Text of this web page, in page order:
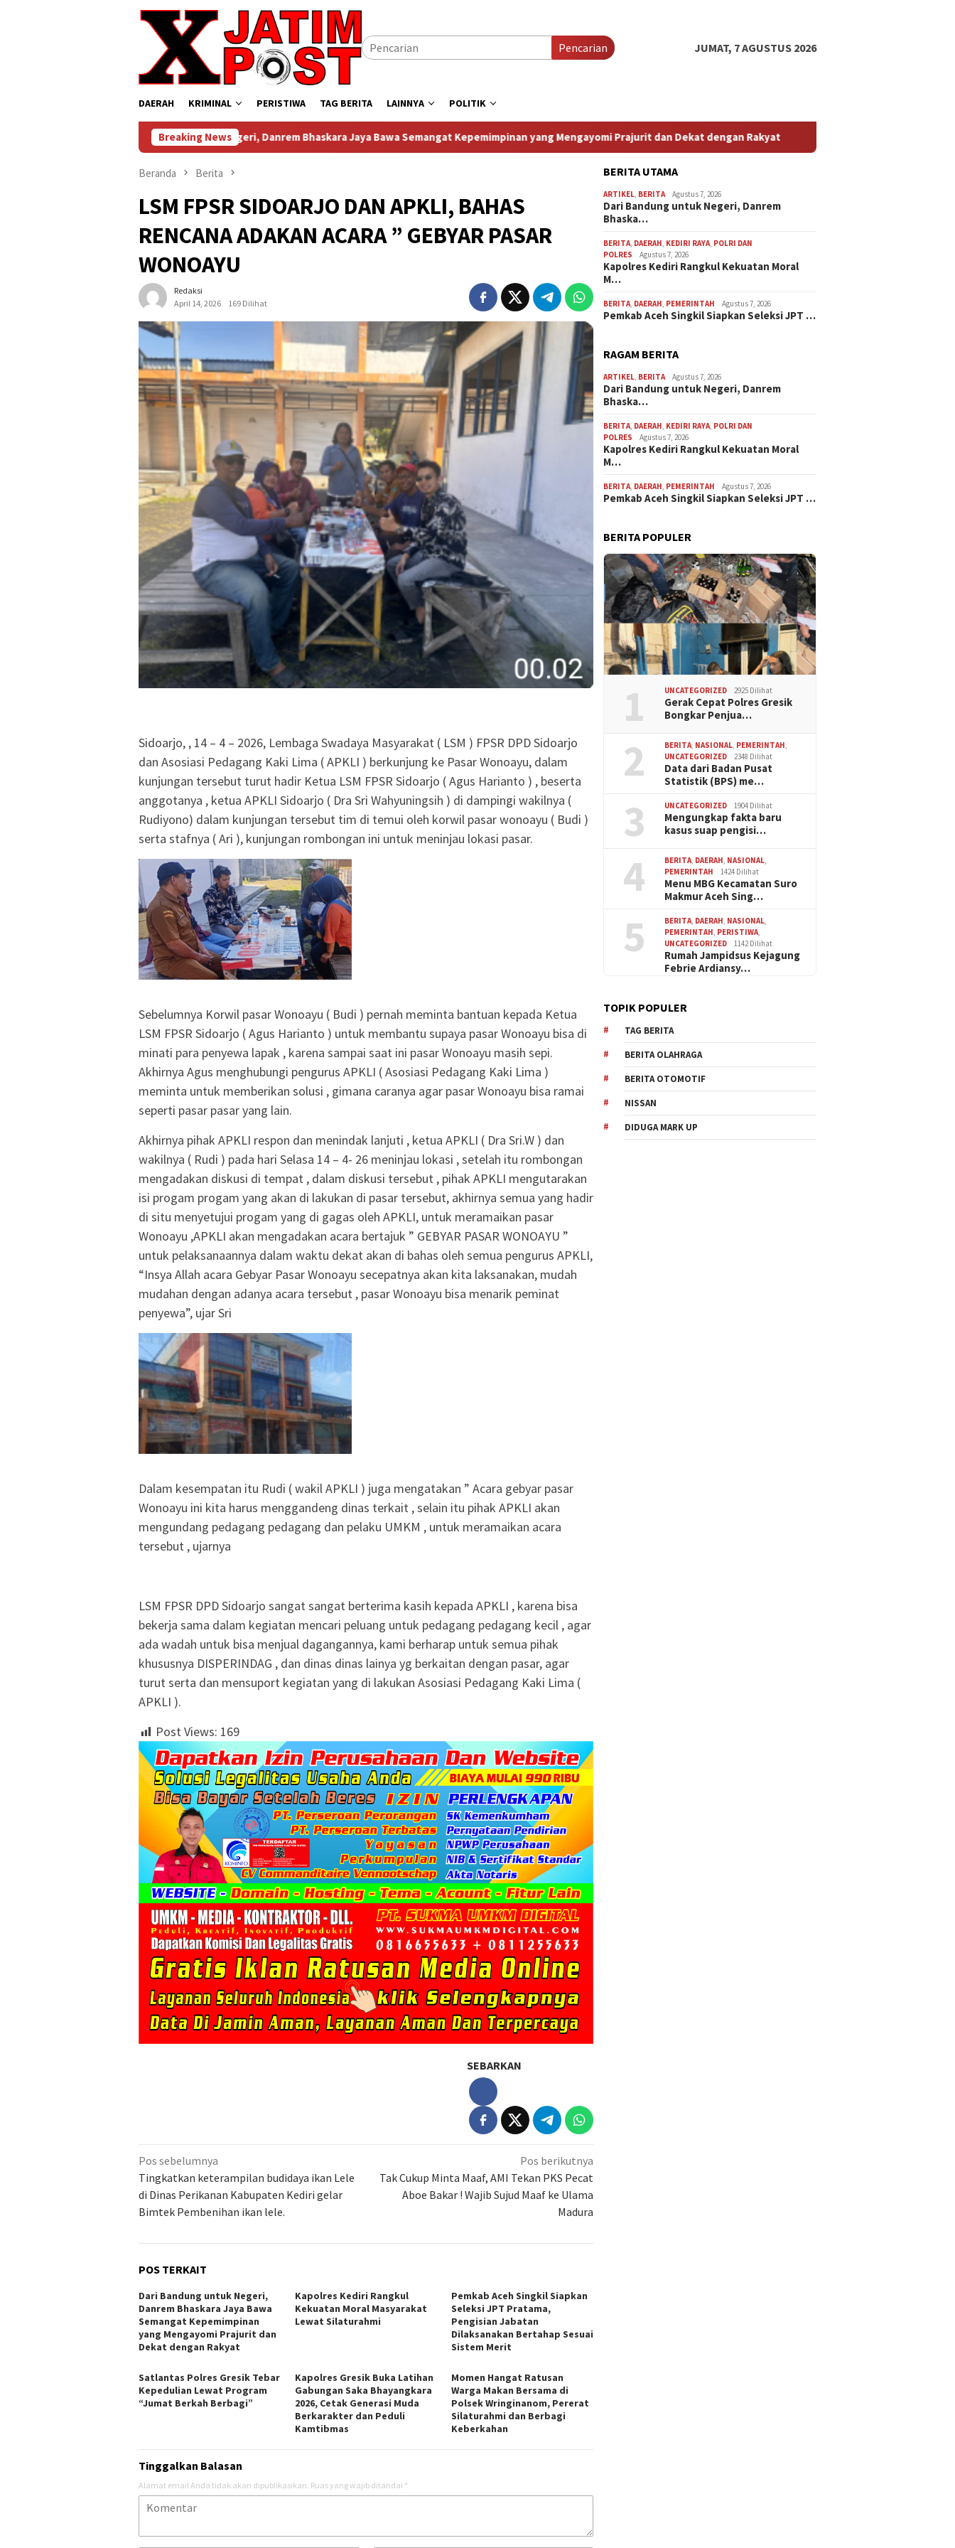
Pencarian JUMAT, 7 AGUSTUS 2026
DAERAH KRIMINAL PERISTIWA TAG BERITA LAINNYA POLITIK
Breaking News
Dari Bandung untuk Negeri, Danrem Bhaskara Jaya Bawa Semangat Kepemimpinan yang Mengayomi Prajurit dan Dekat dengan Rakyat Kapolres Kediri Rangkul Kekuatan Moral
Beranda Berita
LSM FPSR SIDOARJO DAN APKLI, BAHAS
RENCANA ADAKAN ACARA ” GEBYAR PASAR
WONOAYU
Redaksi
April 14, 2026
169 Dilihat
Sidoarjo, , 14 – 4 – 2026, Lembaga Swadaya Masyarakat ( LSM ) FPSR DPD Sidoarjo
dan Asosiasi Pedagang Kaki Lima ( APKLI ) berkunjung ke Pasar Wonoayu, dalam
kunjungan tersebut turut hadir Ketua LSM FPSR Sidoarjo ( Agus Harianto ) , beserta
anggotanya , ketua APKLI Sidoarjo ( Dra Sri Wahyuningsih ) di dampingi wakilnya (
Rudiyono) dalam kunjungan tersebut tim di temui oleh korwil pasar wonoayu ( Budi )
serta stafnya ( Ari ), kunjungan rombongan ini untuk meninjau lokasi pasar.
Sebelumnya Korwil pasar Wonoayu ( Budi ) pernah meminta bantuan kepada Ketua
LSM FPSR Sidoarjo ( Agus Harianto ) untuk membantu supaya pasar Wonoayu bisa di
minati para penyewa lapak , karena sampai saat ini pasar Wonoayu masih sepi.
Akhirnya Agus menghubungi pengurus APKLI ( Asosiasi Pedagang Kaki Lima )
meminta untuk memberikan solusi , gimana caranya agar pasar Wonoayu bisa ramai
seperti pasar pasar yang lain.
Akhirnya pihak APKLI respon dan menindak lanjuti , ketua APKLI ( Dra Sri.W ) dan
wakilnya ( Rudi ) pada hari Selasa 14 – 4- 26 meninjau lokasi , setelah itu rombongan
mengadakan diskusi di tempat , dalam diskusi tersebut , pihak APKLI mengutarakan
isi progam progam yang akan di lakukan di pasar tersebut, akhirnya semua yang hadir
di situ menyetujui progam yang di gagas oleh APKLI, untuk meramaikan pasar
Wonoayu ,APKLI akan mengadakan acara bertajuk ” GEBYAR PASAR WONOAYU ”
untuk pelaksanaannya dalam waktu dekat akan di bahas oleh semua pengurus APKLI,
“Insya Allah acara Gebyar Pasar Wonoayu secepatnya akan kita laksanakan, mudah
mudahan dengan adanya acara tersebut , pasar Wonoayu bisa menarik peminat
penyewa”, ujar Sri
Dalam kesempatan itu Rudi ( wakil APKLI ) juga mengatakan ” Acara gebyar pasar
Wonoayu ini kita harus menggandeng dinas terkait , selain itu pihak APKLI akan
mengundang pedagang pedagang dan pelaku UMKM , untuk meramaikan acara
tersebut , ujarnya
LSM FPSR DPD Sidoarjo sangat sangat berterima kasih kepada APKLI , karena bisa
bekerja sama dalam kegiatan mencari peluang untuk pedagang pedagang kecil , agar
ada wadah untuk bisa menjual dagangannya, kami berharap untuk semua pihak
khususnya DISPERINDAG , dan dinas dinas lainya yg berkaitan dengan pasar, agar
turut serta dan mensuport kegiatan yang di lakukan Asosiasi Pedagang Kaki Lima (
APKLI ).
Post Views: 169
SEBARKAN
Navigasi
pos
Pos sebelumnya
Tingkatkan keterampilan budidaya ikan Lele
di Dinas Perikanan Kabupaten Kediri gelar
Bimtek Pembenihan ikan lele.
Pos berikutnya
Tak Cukup Minta Maaf, AMI Tekan PKS Pecat
Aboe Bakar ! Wajib Sujud Maaf ke Ulama
Madura
POS TERKAIT
Dari Bandung untuk Negeri,
Danrem Bhaskara Jaya Bawa
Semangat Kepemimpinan
yang Mengayomi Prajurit dan
Dekat dengan Rakyat
Kapolres Kediri Rangkul
Kekuatan Moral Masyarakat
Lewat Silaturahmi
Pemkab Aceh Singkil Siapkan
Seleksi JPT Pratama,
Pengisian Jabatan
Dilaksanakan Bertahap Sesuai
Sistem Merit
Satlantas Polres Gresik Tebar
Kepedulian Lewat Program
“Jumat Berkah Berbagi”
Kapolres Gresik Buka Latihan
Gabungan Saka Bhayangkara
2026, Cetak Generasi Muda
Berkarakter dan Peduli
Kamtibmas
Momen Hangat Ratusan
Warga Makan Bersama di
Polsek Wringinanom, Pererat
Silaturahmi dan Berbagi
Keberkahan
Tinggalkan Balasan
Alamat email Anda tidak akan dipublikasikan. Ruas yang wajib ditandai *
BERITA UTAMA
ARTIKEL, BERITA Agustus 7, 2026
Dari Bandung untuk Negeri, Danrem
Bhaska…
BERITA, DAERAH, KEDIRI RAYA, POLRI DAN
POLRES
Agustus 7, 2026
Kapolres Kediri Rangkul Kekuatan Moral
M…
BERITA, DAERAH, PEMERINTAH Agustus 7, 2026
Pemkab Aceh Singkil Siapkan Seleksi JPT …
RAGAM BERITA
ARTIKEL, BERITA Agustus 7, 2026
Dari Bandung untuk Negeri, Danrem
Bhaska…
BERITA, DAERAH, KEDIRI RAYA, POLRI DAN
POLRES
Agustus 7, 2026
Kapolres Kediri Rangkul Kekuatan Moral
M…
BERITA, DAERAH, PEMERINTAH Agustus 7, 2026
Pemkab Aceh Singkil Siapkan Seleksi JPT …
BERITA POPULER
1 UNCATEGORIZED 2925 Dilihat
Gerak Cepat Polres Gresik
Bongkar Penjua…
2 BERITA NASIONAL PEMERINTAH
UNCATEGORIZED
2348 Dilihat
Data dari Badan Pusat
Statistik (BPS) me…
3 UNCATEGORIZED 1904 Dilihat
Mengungkap fakta baru
kasus suap pengisi…
4 BERITA DAERAH NASIONAL
PEMERINTAH
1424 Dilihat
Menu MBG Kecamatan Suro
Makmur Aceh Sing…
5 BERITA DAERAH NASIONAL
PEMERINTAH PERISTIWA
UNCATEGORIZED
1142 Dilihat
Rumah Jampidsus Kejagung
Febrie Ardiansy…
TOPIK POPULER
TAG BERITA
BERITA OLAHRAGA
BERITA OTOMOTIF
NISSAN
DIDUGA MARK UP